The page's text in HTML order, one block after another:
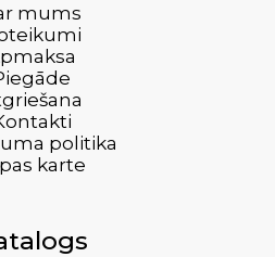
mums
politika
karte